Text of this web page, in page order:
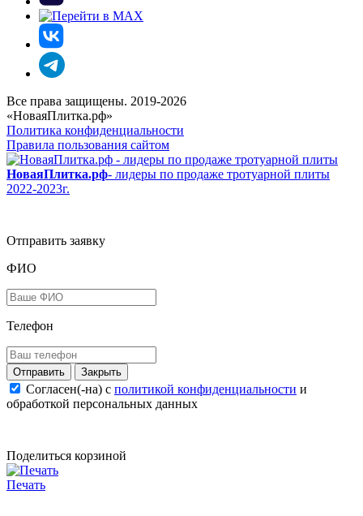
Все права защищены. 2019-2026
«НоваяПлитка.рф»
Политика конфиденциальности
Правила пользования сайтом
НоваяПлитка.рф- лидеры по продаже тротуарной плиты
2022-2023г.
Отправить заявку
ФИО
Телефон
Закрыть
Согласен(-на) c политикой конфиденциальности и
обработкой персональных данных
Поделиться корзиной
Печать